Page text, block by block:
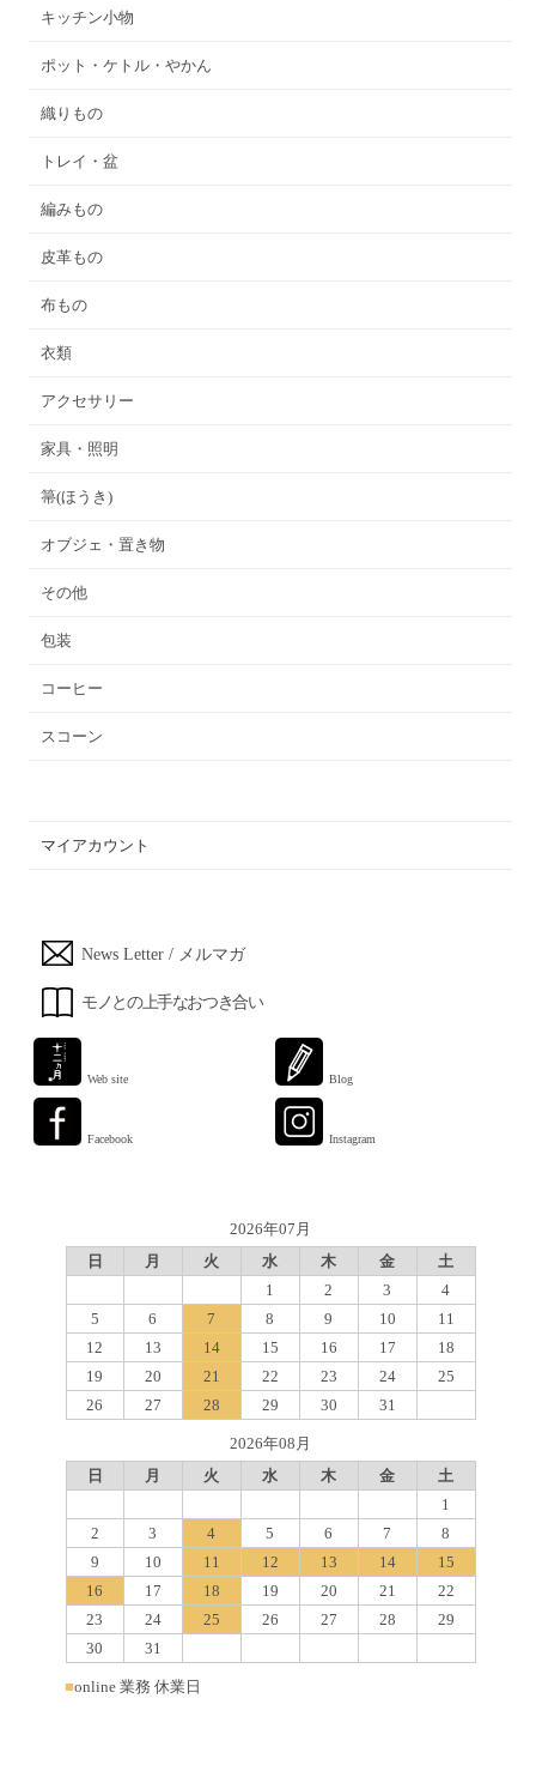
キッチン小物
ポット・ケトル・やかん
織りもの
トレイ・盆
編みもの
皮革もの
布もの
衣類
アクセサリー
家具・照明
箒(ほうき)
オブジェ・置き物
その他
包装
コーヒー
スコーン
マイアカウント
News Letter / メルマガ
モノとの上手なおつき合い
Web site Blog
Facebook Instagram
2026年07月
日
月 火 水 木 金
土
1
2 3
4
5
6 7 8 9 10
11
12
13 14 15 16 17
18
19
20 21 22 23 24
25
26
27 28 29 30 31
2026年08月
日
月 火 水 木 金
土
1
2
3 4 5 6 7
8
9
10 11 12 13 14
15
16
17 18 19 20 21
22
23
24 25 26 27 28
29
30
31
■online 業務 休業日